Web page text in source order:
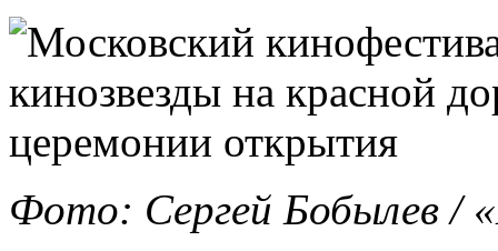
Фото: Сергей Бобылев /